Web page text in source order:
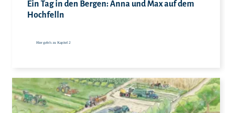
Ein Tag in den Bergen: Anna und Max auf dem
Hochfelln
Hier geht's zu Kapitel 2